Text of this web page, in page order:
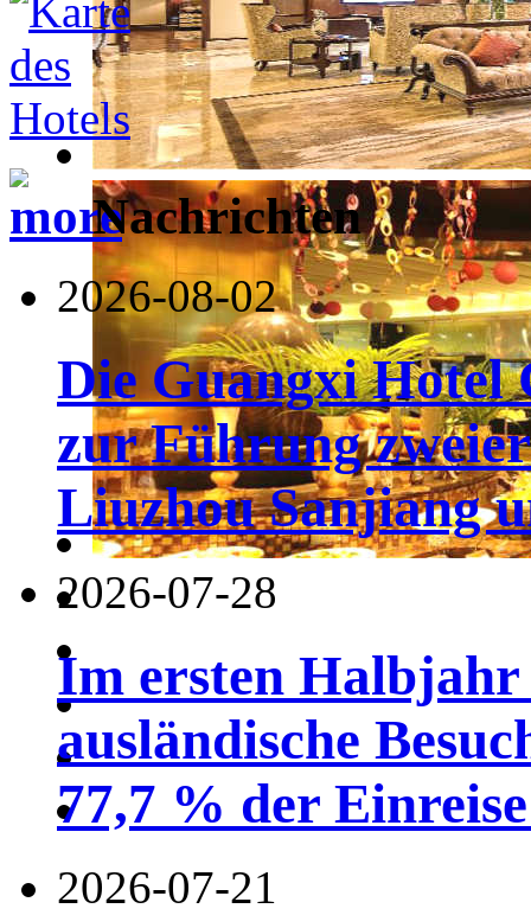
Nachrichten
2026-08-02
Die Guangxi Hotel
zur Führung
Liuzhou Sanjiang
2026-07-28
Im ersten
ausländische
77,7 % der
2026-07-21